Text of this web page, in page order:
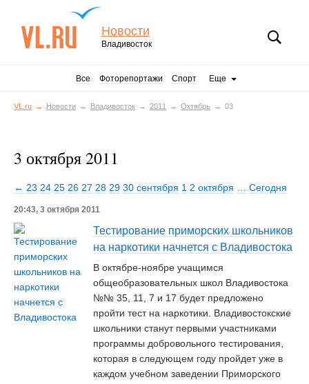
Новости
Владивосток
Все Фоторепортажи Спорт Еще
VL.ru Новости Владивосток 2011 Октябрь 03
3 октября 2011
← 23 24 25 26 27 28 29 30 сентября 1 2 октября Сегодня
20:43, 3 октября 2011
Тестирование приморских школьников
на наркотики начнется с Владивостока
В октябре-ноябре учащимся
общеобразовательных школ Владивостока
№№ 35, 11, 7 и 17 будет предложено
пройти тест на наркотики. Владивостокские
школьники станут первыми участниками
программы добровольного тестирования,
которая в следующем году пройдет уже в
каждом учебном заведении Приморского